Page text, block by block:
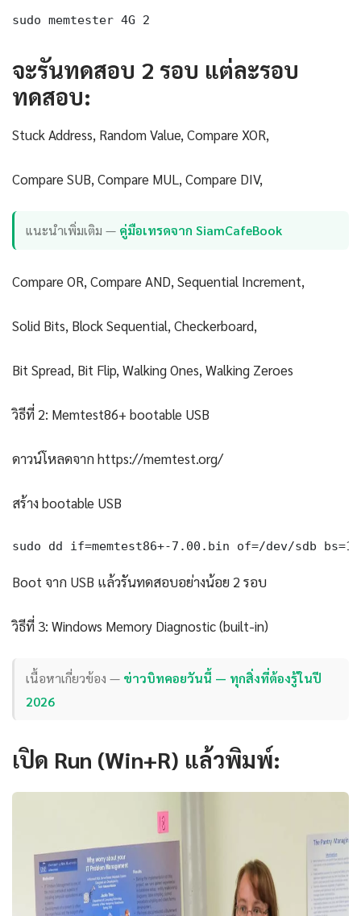
sudo memtester 4G 2
จะรันทดสอบ 2 รอบ แต่ละรอบ
ทดสอบ:
Stuck Address, Random Value, Compare XOR,
Compare SUB, Compare MUL, Compare DIV,
แนะนำเพิ่มเติม — คู่มือเทรดจาก SiamCafeBook
Compare OR, Compare AND, Sequential Increment,
Solid Bits, Block Sequential, Checkerboard,
Bit Spread, Bit Flip, Walking Ones, Walking Zeroes
วิธีที่ 2: Memtest86+ bootable USB
ดาวน์โหลดจาก https://memtest.org/
สร้าง bootable USB
sudo dd if=memtest86+-7.00.bin of=/dev/sdb bs=1M
Boot จาก USB แล้วรันทดสอบอย่างน้อย 2 รอบ
วิธีที่ 3: Windows Memory Diagnostic (built-in)
เนื้อหาเกี่ยวข้อง — ข่าวบิทคอยวันนี้ — ทุกสิ่งที่ต้องรู้ในปี
2026
เปิด Run (Win+R) แล้วพิมพ์: